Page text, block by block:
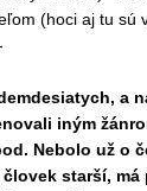
(hoci aj tu sú
a
iným
Nebolo už o
starší,